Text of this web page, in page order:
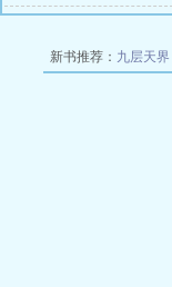
新书推荐： 九层天界